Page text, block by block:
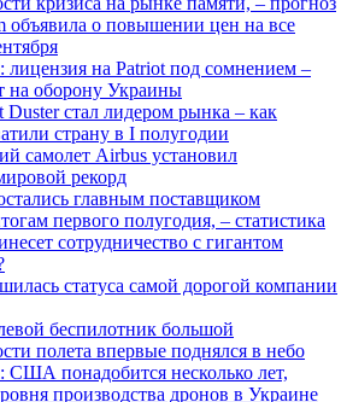
о повышении цен на все
на Patriot под сомнением –
на оборону Украины
Duster стал лидером рынка – как
страну в I полугодии
самолет Airbus установил
рекорд
главным поставщиком
первого полугодия, – статистика
сотрудничество с гигантом
статуса самой дорогой компании
беспилотник большой
полета впервые поднялся в небо
понадобится несколько лет,
производства дронов в Украине